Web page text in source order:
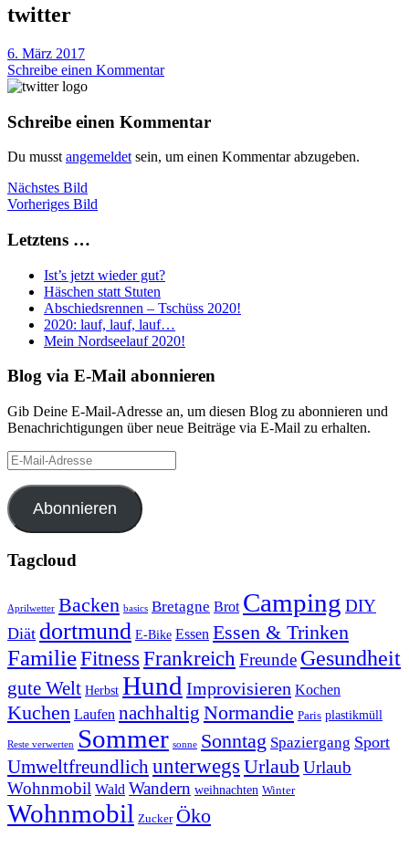
twitter
6. März 2017
Schreibe einen Kommentar
Schreibe einen Kommentar
Du musst angemeldet sein, um einen Kommentar abzugeben.
Nächstes Bild
Vorheriges Bild
Letztens …
Ist’s jetzt wieder gut?
Häschen statt Stuten
Abschiedsrennen – Tschüss 2020!
2020: lauf, lauf, lauf…
Mein Nordseelauf 2020!
Blog via E-Mail abonnieren
Gib Deine E-Mail-Adresse an, um diesen Blog zu abonnieren und
Benachrichtigungen über neue Beiträge via E-Mail zu erhalten.
E-
Mail-
Adresse
Abonnieren
Tagcloud
Aprilwetter Backen basics Bretagne Brot Camping DIY
Diät dortmund E-Bike Essen Essen & Trinken
FamilieFitness Frankreich Freunde Gesundheit
gute Welt Herbst Hund Improvisieren Kochen
Kuchen Laufen nachhaltig Normandie Paris plastikmüll
Reste verwerten Sommer sonne Sonntag Spaziergang Sport
Umweltfreundlich unterwegs UrlaubUrlaub
Wohnmobil Wald Wandern weihnachten Winter
Wohnmobil Zucker Öko